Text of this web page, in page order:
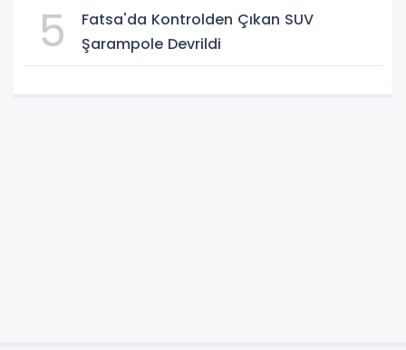
5
Fatsa'da Kontrolden Çıkan SUV
Şarampole Devrildi